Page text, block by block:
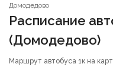
Домодедово
Расписание
(Домодедово)
Маршрут автобуса 1к на